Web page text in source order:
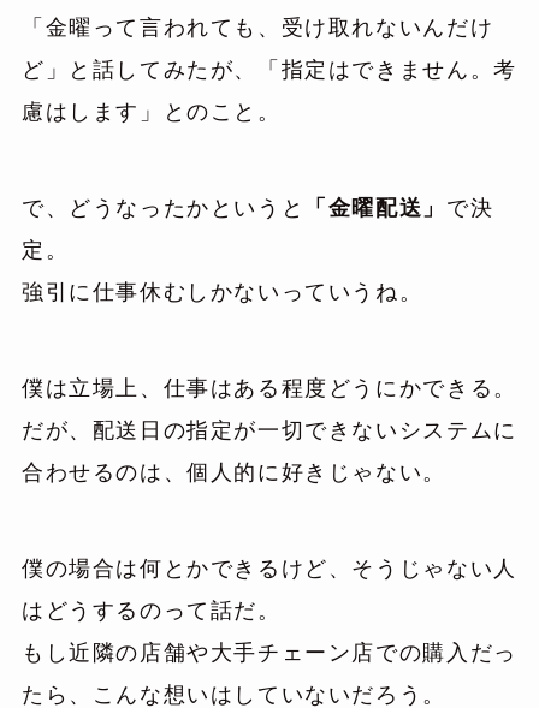
「金曜って言われても、受け取れないんだけ
ど」と話してみたが、「指定はできません。考
慮はします」とのこと。
で、どうなったかというと 「金曜配送」 で決
定。
強引に仕事休むしかないっていうね。
僕は立場上、仕事はある程度どうにかできる。
だが、配送日の指定が一切できないシステムに
合わせるのは、個人的に好きじゃない。
僕の場合は何とかできるけど、そうじゃない人
はどうするのって話だ。
もし近隣の店舗や大手チェーン店での購入だっ
たら、こんな想いはしていないだろう。